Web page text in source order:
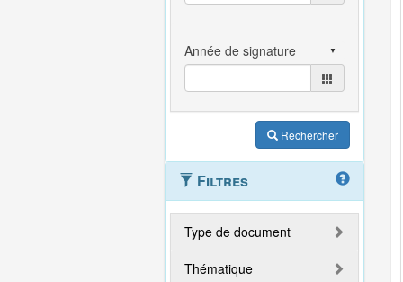
Rechercher
Filtres
Type de document
Thématique